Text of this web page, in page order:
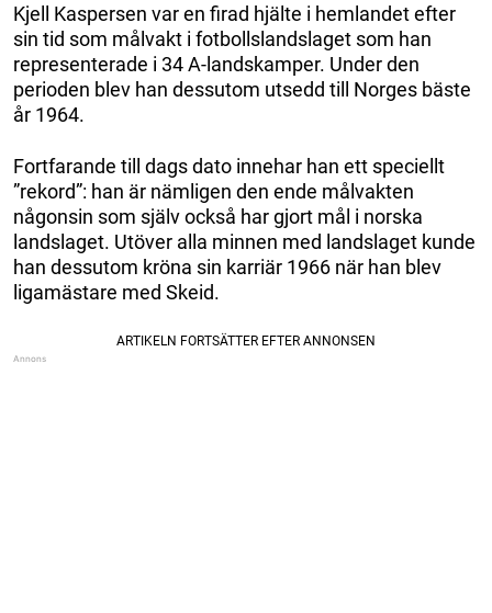
Kjell Kaspersen var en firad hjälte i hemlandet efter
sin tid som målvakt i fotbollslandslaget som han
representerade i 34 A-landskamper. Under den
perioden blev han dessutom utsedd till Norges bäste
år 1964.
Fortfarande till dags dato innehar han ett speciellt
”rekord”: han är nämligen den ende målvakten
någonsin som själv också har gjort mål i norska
landslaget. Utöver alla minnen med landslaget kunde
han dessutom kröna sin karriär 1966 när han blev
ligamästare med Skeid.